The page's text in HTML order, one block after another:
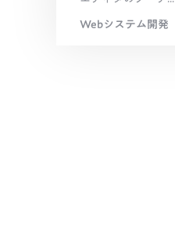
Webシステム開発